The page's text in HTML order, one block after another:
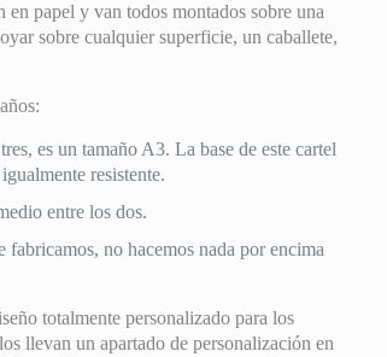
en papel y van todos montados sobre una
sobre cualquier superficie, un caballete,
es un tamaño A3. La base de este cartel
resistente.
entre los dos.
no hacemos nada por encima
totalmente personalizado para los
llevan un apartado de personalización en